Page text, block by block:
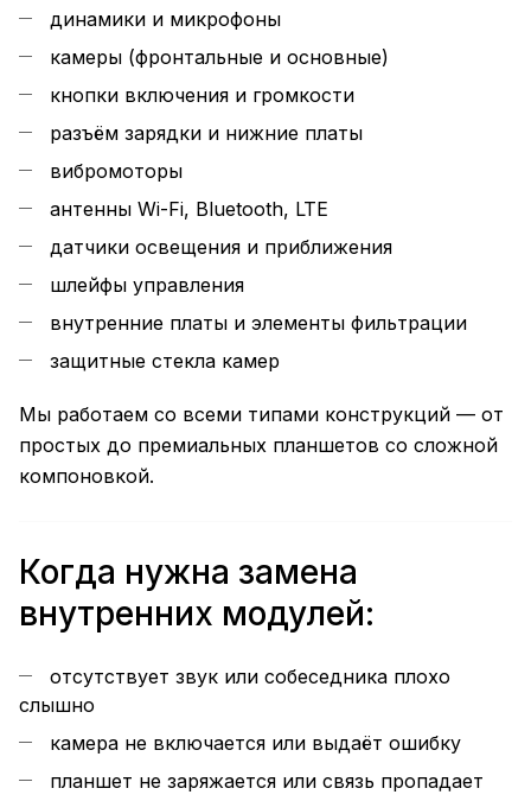
динамики и микрофоны
камеры (фронтальные и основные)
кнопки включения и громкости
разъём зарядки и нижние платы
вибромоторы
антенны Wi-Fi, Bluetooth, LTE
датчики освещения и приближения
шлейфы управления
внутренние платы и элементы фильтрации
защитные стекла камер
Мы работаем со всеми типами конструкций — от
простых до премиальных планшетов со сложной
компоновкой.
Когда нужна замена
внутренних модулей:
отсутствует звук или собеседника плохо
слышно
камера не включается или выдаёт ошибку
планшет не заряжается или связь пропадает